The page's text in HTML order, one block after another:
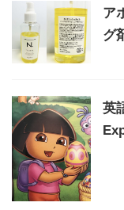
ア
グ
英